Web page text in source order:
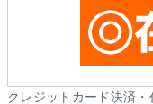
クレジットカード決済